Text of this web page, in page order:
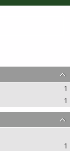
1
1
1